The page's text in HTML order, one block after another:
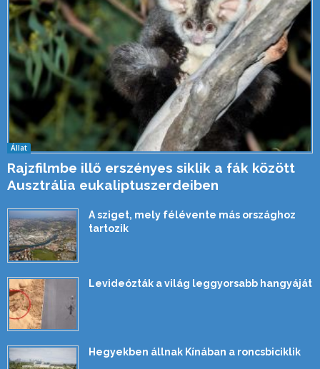
Állat
Rajzfilmbe illő erszényes siklik a fák között
Ausztrália eukaliptuszerdeiben
A sziget, mely félévente más országhoz
tartozik
Levideózták a világ leggyorsabb hangyáját
Hegyekben állnak Kínában a roncsbiciklik